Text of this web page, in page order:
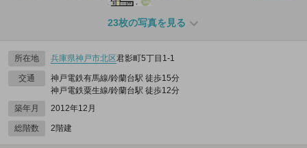
23枚の写真を見る
所在地 兵庫県神戸市北区君影町5丁目1-1
交通
神戸電鉄有馬線/鈴蘭台駅 徒歩15分
神戸電鉄粟生線/鈴蘭台駅 徒歩12分
築年月
2012年12月
総階数 2階建